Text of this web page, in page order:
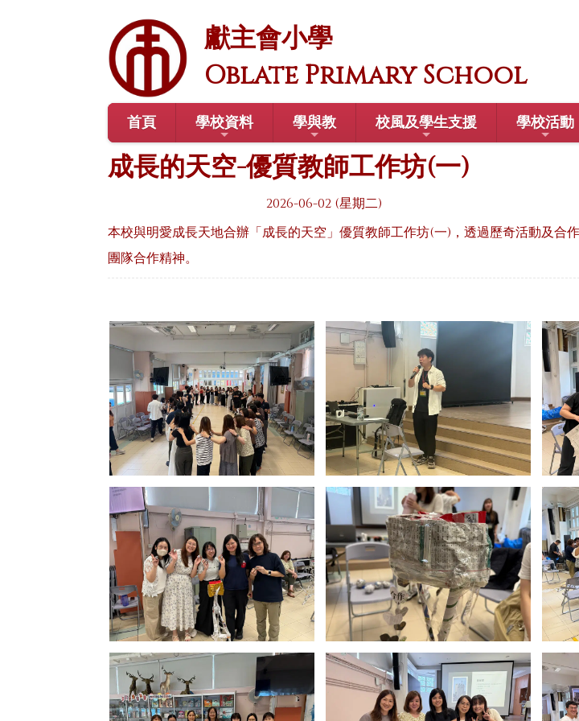
獻主會小學
Oblate Primary School
首頁 學校資料 學與教 校風及學生支援 學校活動
成長的天空-優質教師工作坊(一)
2026-06-02 (星期二)
本校與明愛成長天地合辦「成長的天空」優質教師工作坊(一)，透過歷奇活動及
團隊合作精神。